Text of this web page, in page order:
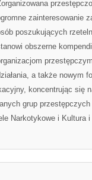
zainteresowanie
poszukujących
obszerne
a także nowym
koncentrując się
grup
Narkotykowe i Kultura